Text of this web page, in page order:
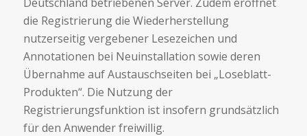
die Registrierung die Wiederherstellung
nutzerseitig vergebener Lesezeichen und
Annotationen bei Neuinstallation sowie deren
Übernahme auf Austauschseiten bei „Loseblatt-
Produkten“. Die Nutzung der
Registrierungsfunktion ist insofern grundsätzlich
für den Anwender freiwillig.